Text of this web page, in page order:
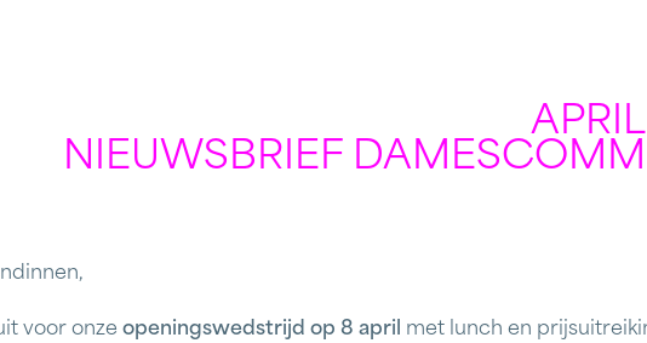
NIEUWSBRIEF
voor onze openingswedstrijd op 8 april
met lunch en